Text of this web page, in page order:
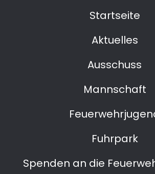
Startseite
Aktuelles
Ausschuss
Mannschaft
Fuhrpark
Spenden an die